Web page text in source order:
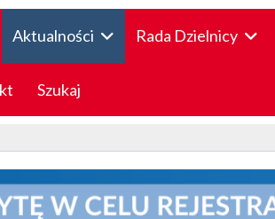
Aktualności Rada Dzielnicy
Szukaj